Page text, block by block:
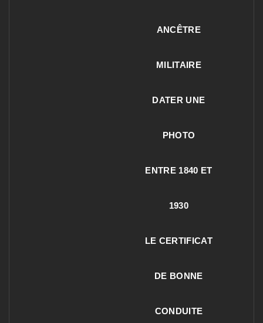
ANCÊTRE
MILITAIRE
DATER UNE
PHOTO
ENTRE 1840 ET
1930
LE CERTIFICAT
DE BONNE
CONDUITE